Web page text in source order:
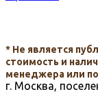
* Не является
стоимость и
менеджера или по
г. Москва,